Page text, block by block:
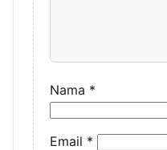
Nama *
Email *